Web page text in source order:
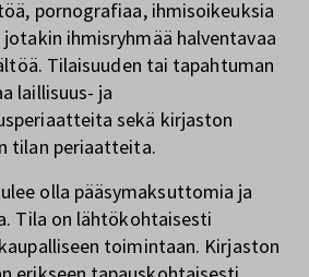
pornografiaa, ihmisoikeuksia
ihmisryhmää halventavaa
Tilaisuuden tai tapahtuman
laillisuus- ja
sekä kirjaston
tilan periaatteita.
olla pääsymaksuttomia ja
Tila on lähtökohtaisesti
toimintaan. Kirjaston